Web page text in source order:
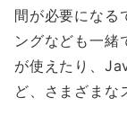
間が必要になる
ングなども一
が使えたり、
ど、さまざまな